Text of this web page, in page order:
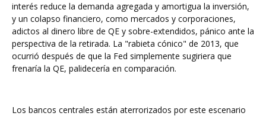
interés reduce la demanda agregada y amortigua la inversión,
y un colapso financiero, como mercados y corporaciones,
adictos al dinero libre de QE y sobre-extendidos, pánico ante la
perspectiva de la retirada. La "rabieta cónico" de 2013, que
ocurrió después de que la Fed simplemente sugiriera que
frenaría la QE, palidecería en comparación.
Los bancos centrales están aterrorizados por este escenario